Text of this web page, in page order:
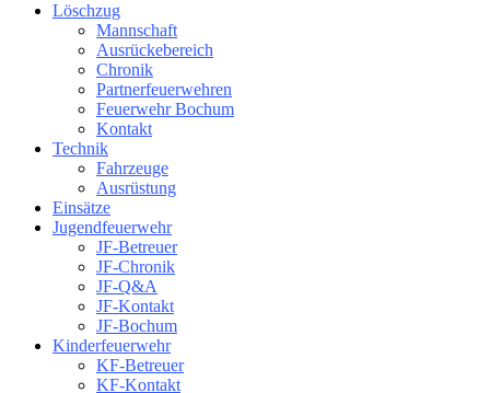
Löschzug
Mannschaft
Ausrückebereich
Chronik
Partnerfeuerwehren
Feuerwehr Bochum
Kontakt
Technik
Fahrzeuge
Ausrüstung
Einsätze
Jugendfeuerwehr
JF-Betreuer
JF-Chronik
JF-Q&A
JF-Kontakt
JF-Bochum
Kinderfeuerwehr
KF-Betreuer
KF-Kontakt